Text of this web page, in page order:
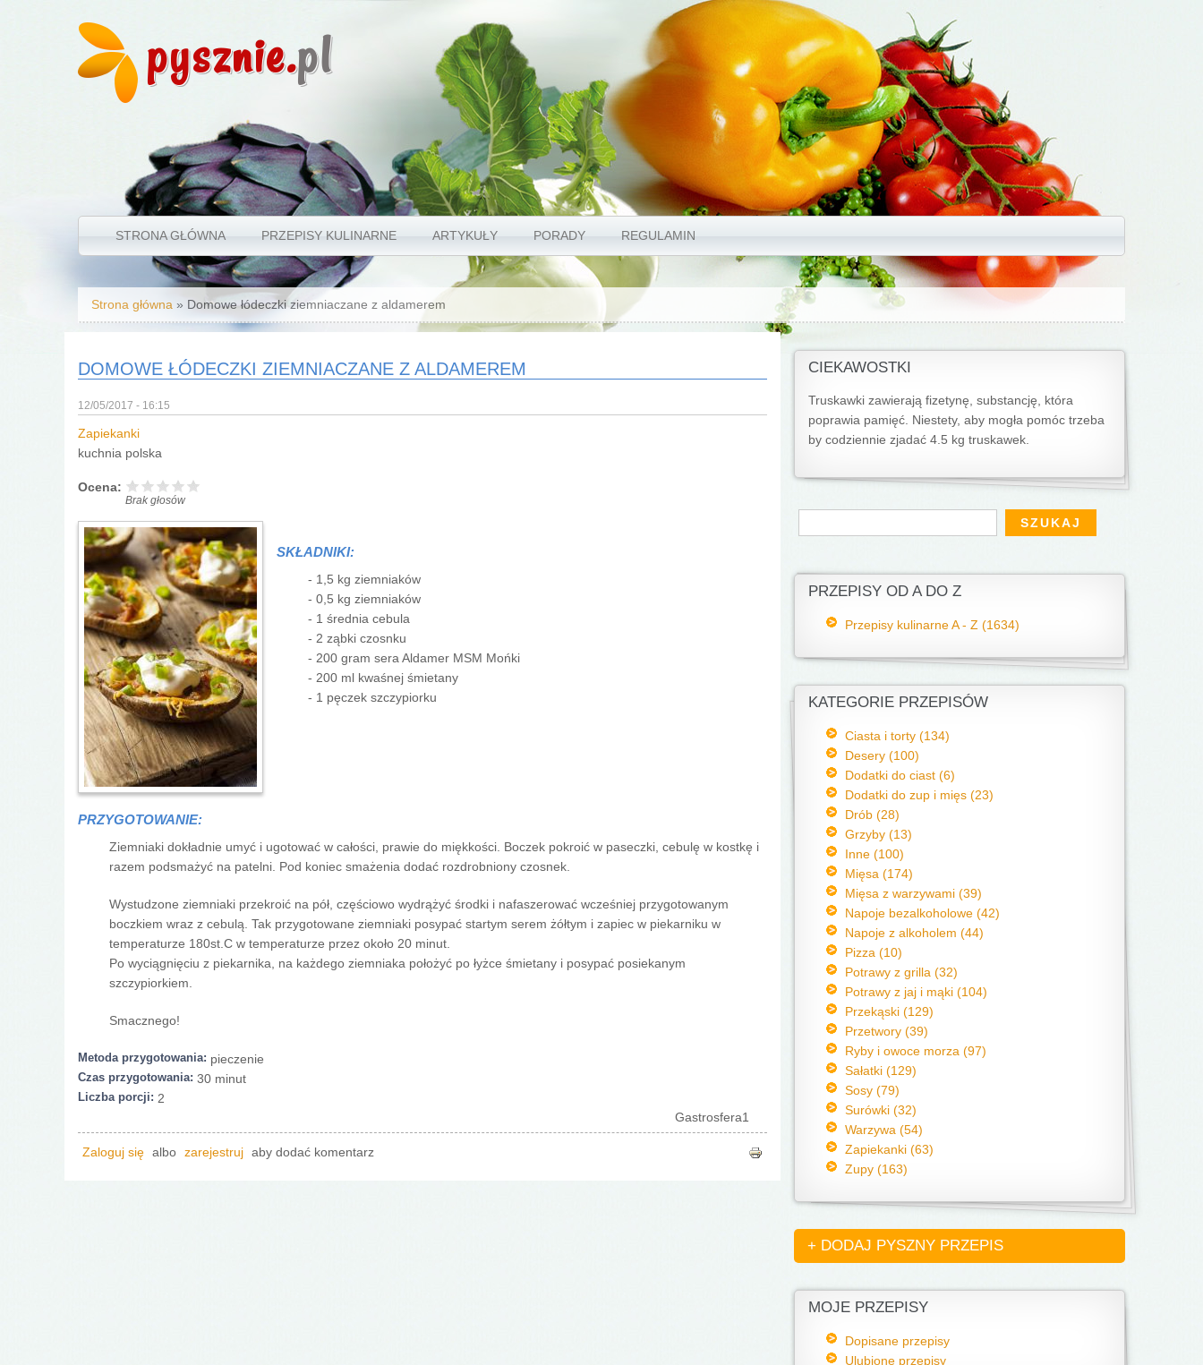
pysznie.pl
STRONA GŁÓWNA PRZEPISY KULINARNE ARTYKUŁY PORADY REGULAMIN
Jesteś tutaj
Strona główna » Domowe łódeczki ziemniaczane z aldamerem
DOMOWE ŁÓDECZKI ZIEMNIACZANE Z ALDAMEREM
12/05/2017 - 16:15
Zapiekanki
kuchnia polska
Ocena:
Brak głosów
SKŁADNIKI:
- 1,5 kg ziemniaków
- 0,5 kg ziemniaków
- 1 średnia cebula
- 2 ząbki czosnku
- 200 gram sera Aldamer MSM Mońki
- 200 ml kwaśnej śmietany
- 1 pęczek szczypiorku
PRZYGOTOWANIE:
Ziemniaki dokładnie umyć i ugotować w całości, prawie do miękkości. Boczek pokroić w paseczki, cebulę w kostkę i
razem podsmażyć na patelni. Pod koniec smażenia dodać rozdrobniony czosnek.
Wystudzone ziemniaki przekroić na pół, częściowo wydrążyć środki i nafaszerować wcześniej przygotowanym
boczkiem wraz z cebulą. Tak przygotowane ziemniaki posypać startym serem żółtym i zapiec w piekarniku w
temperaturze 180st.C w temperaturze przez około 20 minut.
Po wyciągnięciu z piekarnika, na każdego ziemniaka położyć po łyżce śmietany i posypać posiekanym
szczypiorkiem.
Smacznego!
Metoda przygotowania: pieczenie
Czas przygotowania: 30 minut
Liczba porcji: 2
Gastrosfera1
Zaloguj się albo zarejestruj aby dodać komentarz
CIEKAWOSTKI
Truskawki zawierają fizetynę, substancję, która
poprawia pamięć. Niestety, aby mogła pomóc trzeba
by codziennie zjadać 4.5 kg truskawek.
Formularz wyszukiwania
Szukaj
PRZEPISY OD A DO Z
Przepisy kulinarne A - Z (1634)
KATEGORIE PRZEPISÓW
Ciasta i torty (134)
Desery (100)
Dodatki do ciast (6)
Dodatki do zup i mięs (23)
Drób (28)
Grzyby (13)
Inne (100)
Mięsa (174)
Mięsa z warzywami (39)
Napoje bezalkoholowe (42)
Napoje z alkoholem (44)
Pizza (10)
Potrawy z grilla (32)
Potrawy z jaj i mąki (104)
Przekąski (129)
Przetwory (39)
Ryby i owoce morza (97)
Sałatki (129)
Sosy (79)
Surówki (32)
Warzywa (54)
Zapiekanki (63)
Zupy (163)
+ DODAJ PYSZNY PRZEPIS
MOJE PRZEPISY
Dopisane przepisy
Ulubione przepisy